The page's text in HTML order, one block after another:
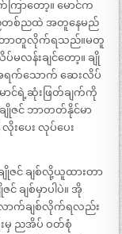
ြာတော့။ မောင်က
တစ်ညထဲ အတူနေမည်
ောတူလိုက်ရသည်။မတူ
လန်းချင်တော့။ ချို
အရက်သောက် ဆေးလိပ်
ာင်ရဲ့ဆုံးဖြတ်ချက်ကို
ျိုဇင် ဘာတတ်နိုင်မာ
းပေး လုပ်ပေး
ျိုဇင် ချစ်လို့ယူထားတာ
ချစ်မှာပါပဲ။ အို
ောက်ချစ်လိုက်ရလည်း
မှ ညအိပ် ဝတ်စုံ